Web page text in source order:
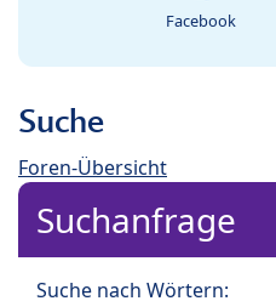
Facebook
Suche
Foren-Übersicht
Suchanfrage
Suche nach Wörtern: